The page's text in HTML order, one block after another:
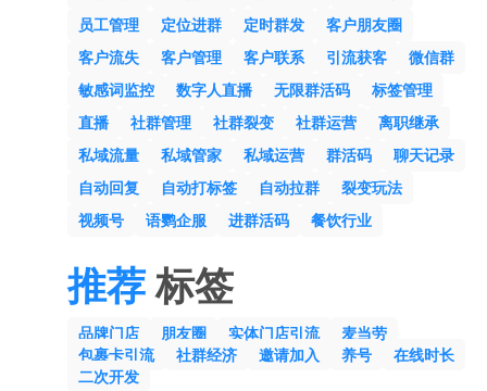
员工管理
定位进群 定时群发
客户朋友圈
客户流失
客户管理 客户联系 引流获客
微信群
敏感词监控
数字人直播 无限群活码
标签管理
直播
社群管理 社群裂变 社群运营
离职继承
私域流量
私域管家 私域运营 群活码
聊天记录
自动回复
自动打标签 自动拉群
裂变玩法
视频号
语鹦企服 进群活码 餐饮行业
推荐标签
品牌门店 朋友圈 实体门店引流
麦当劳
包裹卡引流
社群经济 邀请加入 养号
在线时长
二次开发